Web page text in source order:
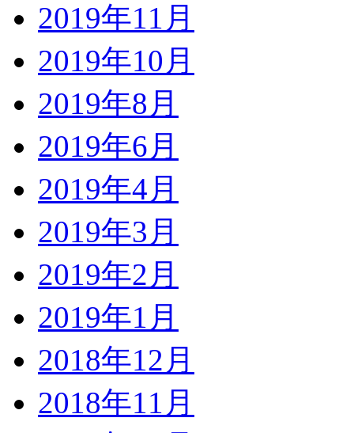
2019年11月
2019年10月
2019年8月
2019年6月
2019年4月
2019年3月
2019年2月
2019年1月
2018年12月
2018年11月